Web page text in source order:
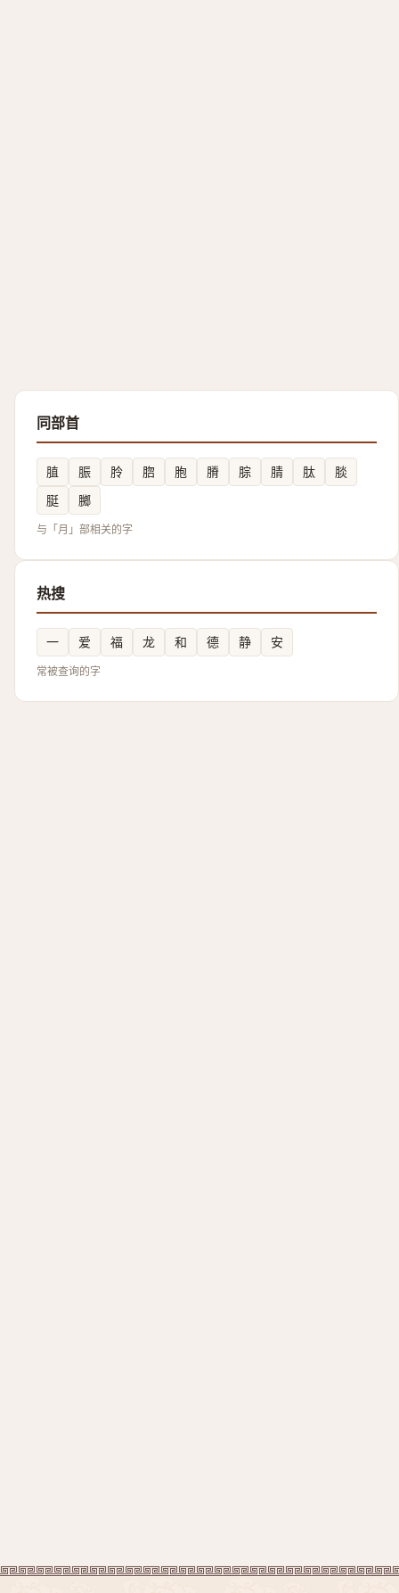
同部首
䐈 脤 朎 脗 胞 膌 腙 腈 肽
腅
脡
膷
与「月」部相关的字
热搜
一 爱 福 龙 和 德 静 安
常被查询的字